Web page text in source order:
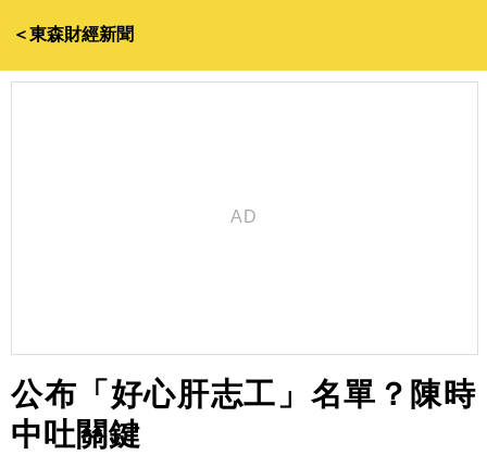
＜東森財經新聞
公布「好心肝志工」名單？陳時
中吐關鍵